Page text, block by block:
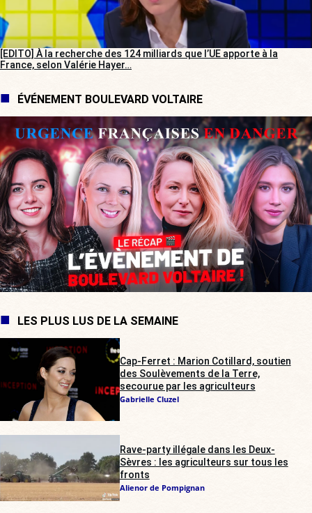
[EDITO] À la recherche des 124 milliards que l’UE apporte à la
France, selon Valérie Hayer…
ÉVÉNEMENT BOULEVARD VOLTAIRE
LES PLUS LUS DE LA SEMAINE
Cap-Ferret : Marion Cotillard, soutien
des Soulèvements de la Terre,
secourue par les agriculteurs
Gabrielle Cluzel
Rave-party illégale dans les Deux-
Sèvres : les agriculteurs sur tous les
fronts
Alienor de Pompignan